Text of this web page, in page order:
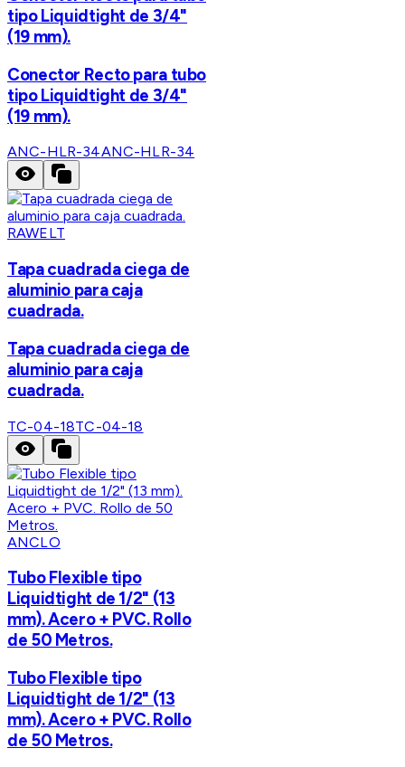
tipo Liquidtight de 3/4"
(19 mm).
Conector Recto para tubo
tipo Liquidtight de 3/4"
(19 mm).
ANC-HLR-34ANC-HLR-34
RAWELT
Tapa cuadrada ciega de
aluminio para caja
cuadrada.
Tapa cuadrada ciega de
aluminio para caja
cuadrada.
TC-04-18TC-04-18
ANCLO
Tubo Flexible tipo
Liquidtight de 1/2" (13
mm). Acero + PVC. Rollo
de 50 Metros.
Tubo Flexible tipo
Liquidtight de 1/2" (13
mm). Acero + PVC. Rollo
de 50 Metros.